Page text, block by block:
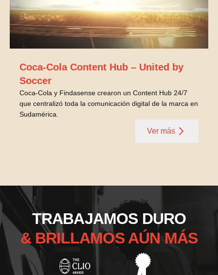
Coca-Cola Content Hub – United by
Soccer
Coca-Cola y Findasense crearon un Content Hub 24/7
que centralizó toda la comunicación digital de la marca en
Sudamérica.
Ver más
TRABAJAMOS DURO
& BRILLAMOS AÚN MÁS